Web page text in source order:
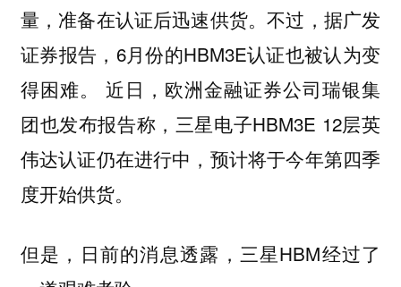
量，准备在认证后迅速供货。不过，据广发
证券报告，6月份的HBM3E认证也被认为变
得困难。 近日，欧洲金融证券公司瑞银集
团也发布报告称，三星电子HBM3E 12层英
伟达认证仍在进行中，预计将于今年第四季
度开始供货。
但是，日前的消息透露，三星HBM经过了